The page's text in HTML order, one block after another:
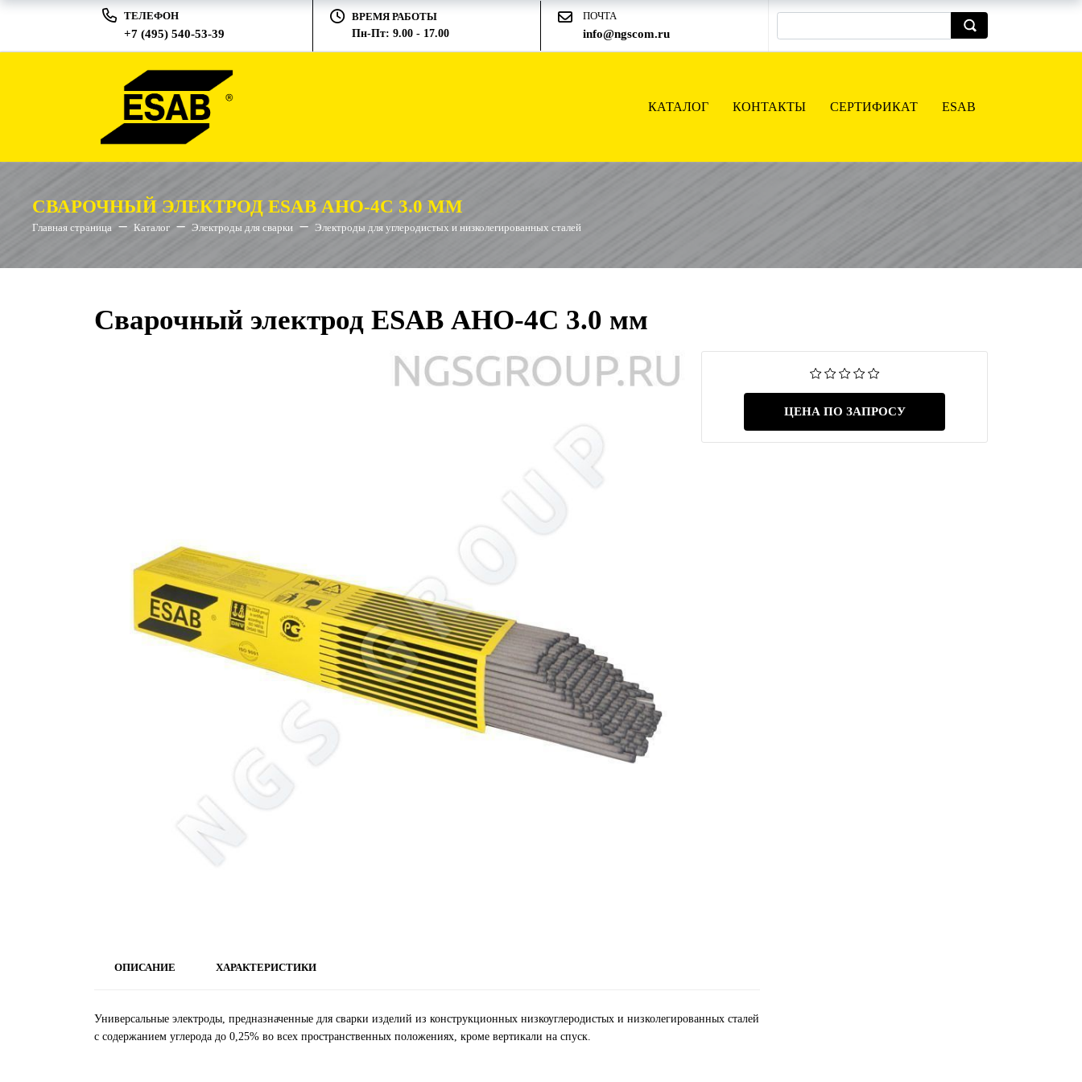
ТЕЛЕФОН
+7 (495) 540-53-39
ВРЕМЯ РАБОТЫ
Пн-Пт: 9.00 - 17.00
ПОЧТА
info@ngscom.ru
КАТАЛОГ КОНТАКТЫ СЕРТИФИКАТ ESAB
СВАРОЧНЫЙ ЭЛЕКТРОД ESAB АНО-4С 3.0 ММ
Главная страница Каталог Электроды для сварки Электроды для углеродистых и низколегированных сталей
Сварочный электрод ESAB АНО-4С 3.0 мм
ЦЕНА ПО ЗАПРОСУ
ОПИСАНИЕ ХАРАКТЕРИСТИКИ
Универсальные электроды, предназначенные для сварки изделий из конструкционных низкоуглеродистых и низколегированных сталей
с содержанием углерода до 0,25% во всех пространственных положениях, кроме вертикали на спуск.